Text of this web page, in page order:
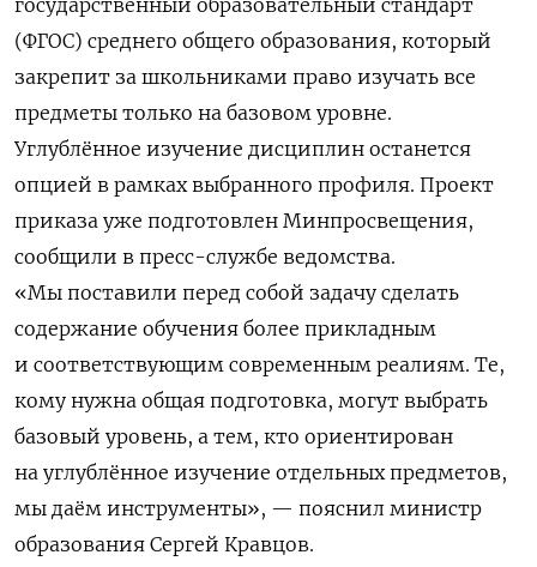
государственный образовательный стандарт
(ФГОС) среднего общего образования, который
закрепит за школьниками право изучать все
предметы только на базовом уровне.
Углублённое изучение дисциплин останется
опцией в рамках выбранного профиля. Проект
приказа уже подготовлен Минпросвещения,
сообщили в пресс-службе ведомства.
«Мы поставили перед собой задачу сделать
содержание обучения более прикладным
и соответствующим современным реалиям. Те,
кому нужна общая подготовка, могут выбрать
базовый уровень, а тем, кто ориентирован
на углублённое изучение отдельных предметов,
мы даём инструменты», — пояснил министр
образования Сергей Кравцов.